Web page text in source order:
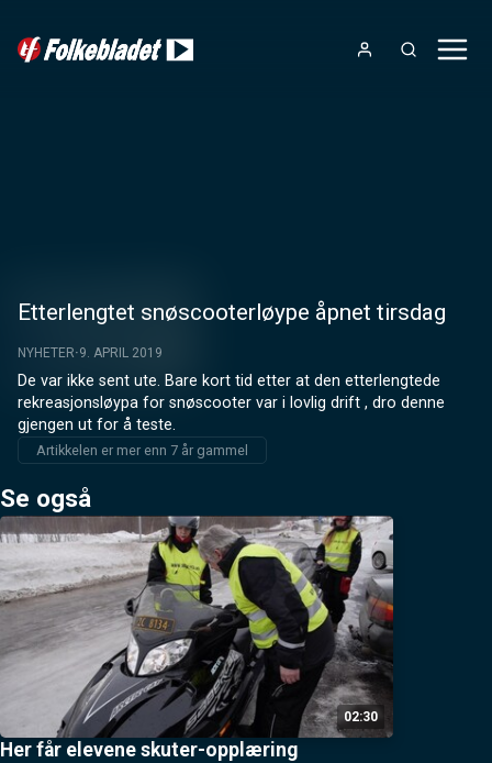
Etterlengtet snøscooterløype åpnet tirsdag
NYHETER 9. APRIL 2019
De var ikke sent ute. Bare kort tid etter at den etterlengtede
rekreasjonsløypa for snøscooter var i lovlig drift , dro denne
gjengen ut for å teste.
Artikkelen er mer enn 7 år gammel
Se også
02:30
Her får elevene skuter-opplæring